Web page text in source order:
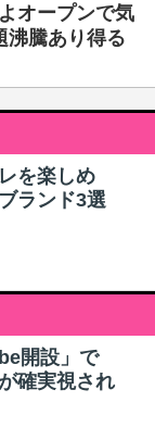
オープンで気
騰あり得る
を楽しめ
ランド3選
開設」で
確実視され